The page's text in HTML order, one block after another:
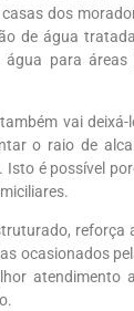
dos
de água
para
vai
o raio de
é possível
reforça
ocasionados
atendimento